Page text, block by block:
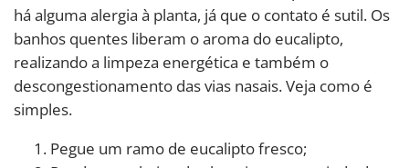
há alguma alergia à planta, já que o contato é sutil. Os
banhos quentes liberam o aroma do eucalipto,
realizando a limpeza energética e também o
descongestionamento das vias nasais. Veja como é
simples.
Pegue um ramo de eucalipto fresco;